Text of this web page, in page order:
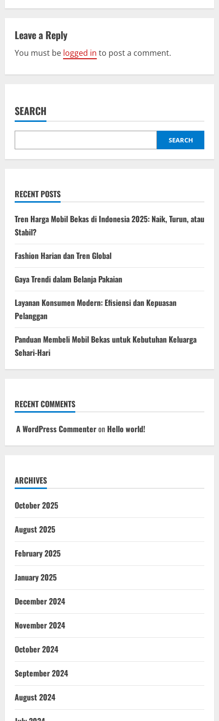
a
v
i
g
t
i
o
Leave a Reply
You must be logged in to post a comment.
SEARCH
SEARCH
RECENT POSTS
Tren Harga Mobil Bekas di Indonesia 2025: Naik, Turun, atau
Stabil?
Fashion Harian dan Tren Global
Gaya Trendi dalam Belanja Pakaian
Layanan Konsumen Modern: Efisiensi dan Kepuasan
Pelanggan
Panduan Membeli Mobil Bekas untuk Kebutuhan Keluarga
Sehari-Hari
RECENT COMMENTS
A WordPress Commenteron Hello world!
ARCHIVES
October 2025
August 2025
February 2025
January 2025
December 2024
November 2024
October 2024
September 2024
August 2024